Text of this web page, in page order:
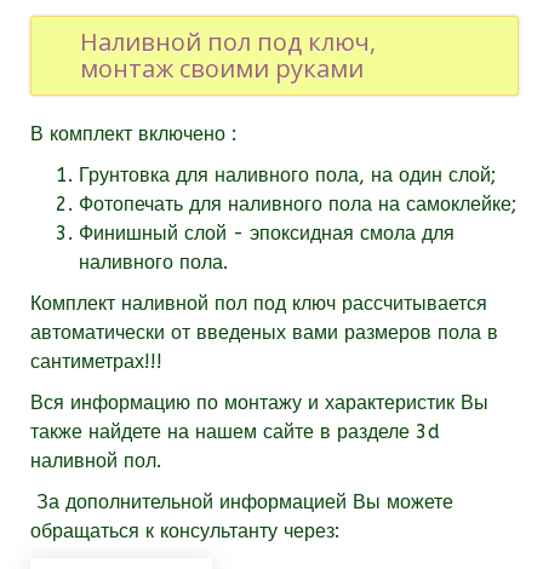
Наливной пол под ключ,
монтаж своими руками
В комплект включено :
Грунтовка для наливного пола, на один слой;
Фотопечать для наливного пола на самоклейке;
Финишный слой - эпоксидная смола для
наливного пола.
Комплект наливной пол под ключ рассчитывается
автоматически от введеных вами размеров пола в
сантиметрах!!!
Вся информацию по монтажу и характеристик Вы
также найдете на нашем сайте в разделе 3d
наливной пол.
За дополнительной информацией Вы можете
обращаться к консультанту через: